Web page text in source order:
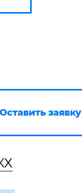
Оставить заявку